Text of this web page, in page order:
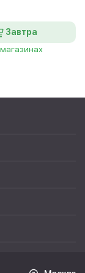
Завтра